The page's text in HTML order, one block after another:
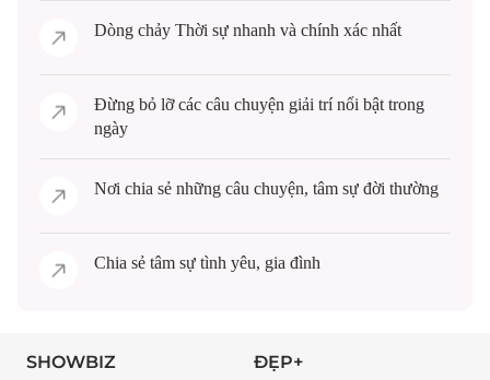
Dòng chảy Thời sự nhanh và chính xác nhất
Đừng bỏ lỡ các câu chuyện giải trínổi bật trong
ngày
Nơi chia sẻ những câu chuyện, tâm sự đời thường
Chia sẻ tâm sự tình yêu, gia đình
SHOWBIZ ĐẸP+